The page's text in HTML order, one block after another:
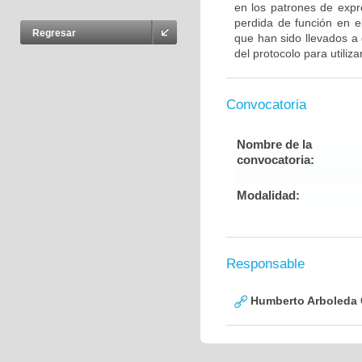
Regresar
en los patrones de
perdida de función en
que han sido llevados
del protocolo para
Convocatoria
Nombre de la
convocatoria:
Modalidad:
Responsable
Humberto Arboleda